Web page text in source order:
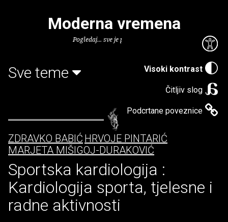
Visoki kontrast
Čitljiv slog
Podcrtane poveznice
Moderna vremena
Pogledaj... sve je puno knjiga.
Sve teme
ZDRAVKO BABIĆ HRVOJE PINTARIĆ
MARJETA MIŠIGOJ-DURAKOVIĆ
Sportska kardiologija :
Kardiologija sporta, tjelesne i
radne aktivnosti